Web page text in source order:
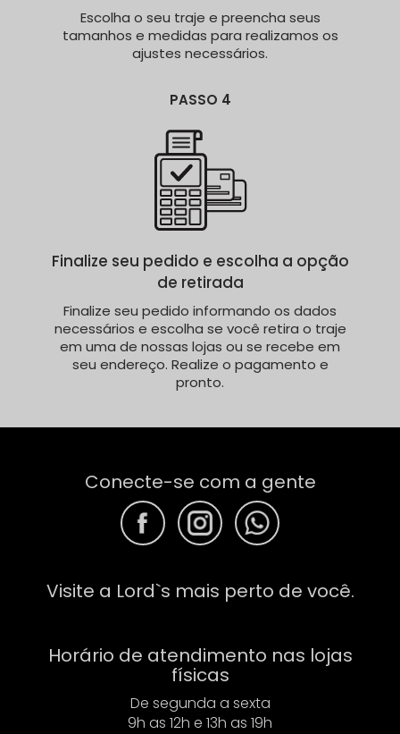
Escolha o seu traje e preencha seus
tamanhos e medidas para realizamos os
ajustes necessários.
PASSO 4
Finalize seu pedido e escolha a opção
de retirada
Finalize seu pedido informando os dados
necessários e escolha se você retira o traje
em uma de nossas lojas ou se recebe em
seu endereço. Realize o pagamento e
pronto.
Conecte-se com a gente
F F F
Visite a Lord`s mais perto de você.
Horário de atendimento nas lojas
físicas
De segunda a sexta
9h as 12h e 13h as 19h